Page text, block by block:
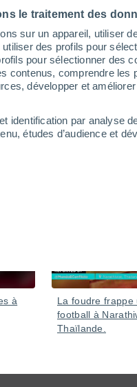
le traitement des
sur un appareil, utiliser
des profils pour
pour sélectionner des
contenus, comprendre
développer et
identification par analyse
études d’audience et
terrain
déclenché par des
et réduisant
à
La foudre frappe
football à
Thaïlande.